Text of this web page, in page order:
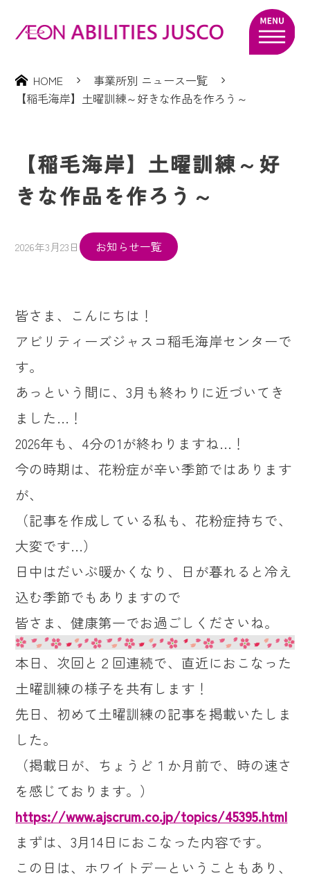
HOME
事業所別 ニュース一覧
【稲毛海岸】土曜訓練～好きな作品を作ろう～
【稲毛海岸】土曜訓練～好
きな作品を作ろう～
2026年3月23日 お知らせ一覧
皆さま、こんにちは！
アビリティーズジャスコ稲毛海岸センターで
す。
あっという間に、3月も終わりに近づいてき
ました…！
2026年も、4分の1が終わりますね…！
今の時期は、花粉症が辛い季節ではあります
が、
（記事を作成している私も、花粉症持ちで、
大変です…）
日中はだいぶ暖かくなり、日が暮れると冷え
込む季節でもありますので
皆さま、健康第一でお過ごしくださいね。
本日、次回と２回連続で、直近におこなった
土曜訓練の様子を共有します！
先日、初めて土曜訓練の記事を掲載いたしま
した。
（掲載日が、ちょうど１か月前で、時の速さ
を感じております。）
https://www.ajscrum.co.jp/topics/45395.html
まずは、3月14日におこなった内容です。
この日は、ホワイトデーということもあり、